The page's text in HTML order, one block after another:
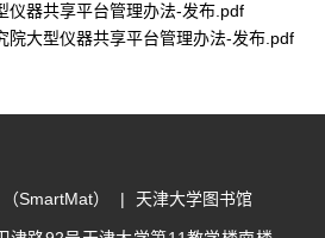
仪器共享平台管理办法-发布.pdf
院大型仪器共享平台管理办法-发布.pdf
SmartMat） | 天津大学图书馆